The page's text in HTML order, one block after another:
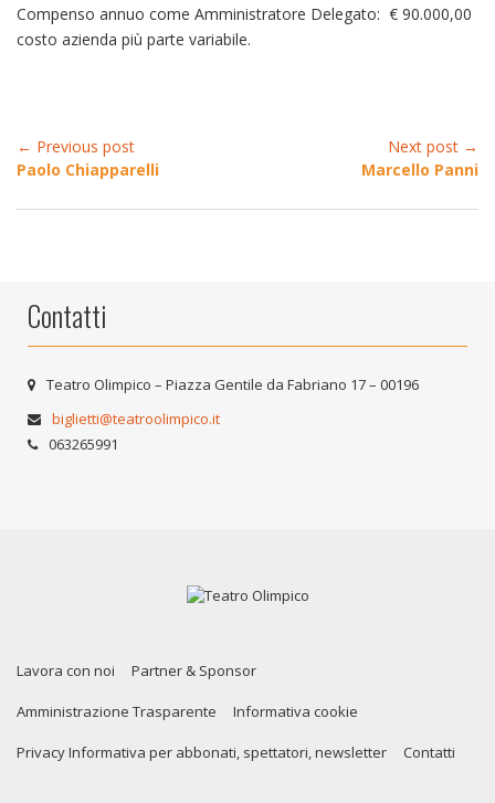
Compenso annuo come Amministratore Delegato: € 90.000,00
costo azienda più parte variabile.
← Previous post
Paolo Chiapparelli
Next post →
Marcello Panni
Contatti
Teatro Olimpico – Piazza Gentile da Fabriano 17 – 00196
biglietti@teatroolimpico.it
063265991
Lavora con noi Partner & Sponsor
Amministrazione Trasparente Informativa cookie
Privacy Informativa per abbonati, spettatori, newsletter Contatti